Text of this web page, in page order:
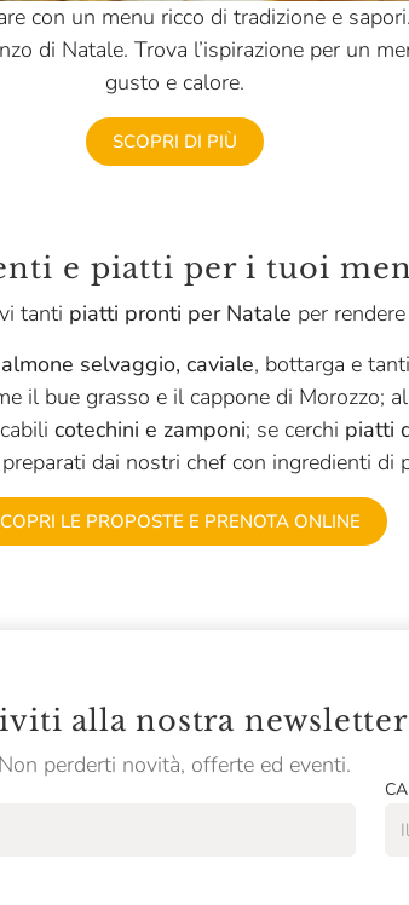
con un menu ricco di tradizione e
di Natale. Trova l’ispirazione per un
gusto e calore.
SCOPRI DI PIÙ
e piatti per i tuoi
tanti piatti pronti per Natale per
selvaggio, caviale, bottarga e
il bue grasso e il cappone di Morozzo;
cotechini e zamponi; se cerchi piatti
dai nostri chef con ingredienti di
LE PROPOSTE E PRENOTA ONLINE
alla nostra newsletter
Non perderti novità, offerte ed eventi.